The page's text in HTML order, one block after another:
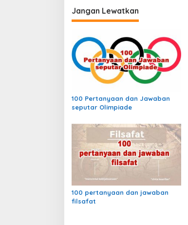
n
k
l
i
n
n
D
i
e
m
'
s
i
g
s
i
p
o
s
Jangan Lewatkan
100 Pertanyaan dan Jawaban
seputar Olimpiade
100 pertanyaan dan jawaban
filsafat